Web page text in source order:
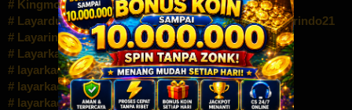
Kingmovie21 Kotafilm21
LAYARBOS21
Layardunia21
layarfilm99 Layarindo
Layarindo21
Layarindofilm21
layarkaca
layarkaca 21
Layarkaca11
layarkaca21
layarkaca21 2022
layarkaca21 2022 semi
layarkaca21 indonesia
layarkaca21 indoxx1
Layarkaca21 INDOXXI
layarkaca21 lk21 indoxxi
layarkaca21 semi